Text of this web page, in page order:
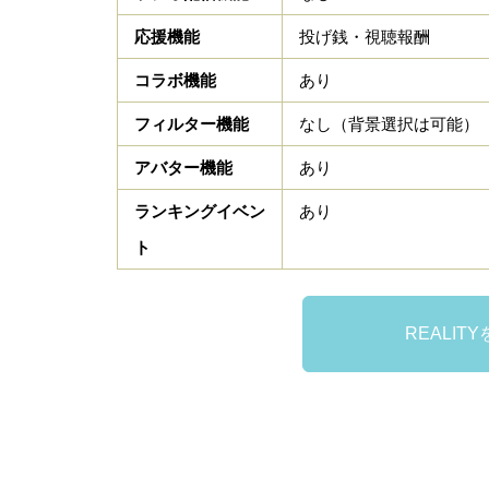
応援機能 投げ銭・視聴報酬
コラボ機能 あり
フィルター機能 なし（背景選択は可能）
アバター機能 あり
ランキングイベン
ト
あり
REALITY